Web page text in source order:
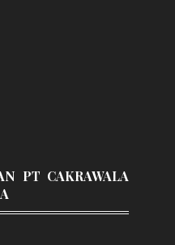
PT CAKRAWALA